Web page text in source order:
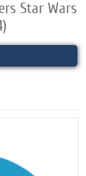
Star Wars